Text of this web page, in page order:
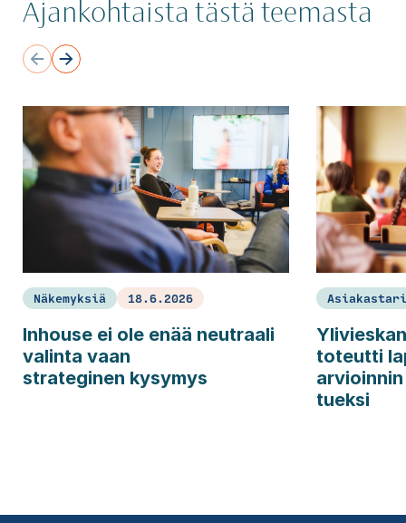
Ajankohtaista tästä teemasta
Näkemyksiä 18.6.2026
Inhouse ei ole enää neutraali
valinta vaan
strateginen kysymys
toteutti
tueksi